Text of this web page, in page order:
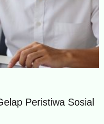
Peristiwa Sosial